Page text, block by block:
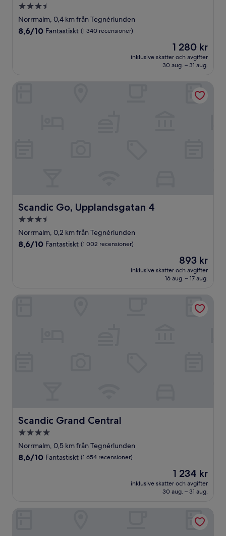
3.5-
stjärnigt
boende
Norrmalm, 0,4 km från Tegnérlunden
8.6
8,6/10 Fantastiskt (1 340 recensioner)
Priset
är
1 280 kr
1 280 kr
inklusive skatter och avgifter
30 aug. – 31 aug.
Scandic Go, Upplandsgatan 4
Scandic Go, Upplandsgatan 4
3.5-
stjärnigt
boende
Norrmalm, 0,2 km från Tegnérlunden
8.6
8,6/10 Fantastiskt (1 002 recensioner)
Priset
är
893 kr
893 kr
inklusive skatter och avgifter
16 aug. – 17 aug.
Scandic Grand Central
Scandic Grand Central
4.0-
stjärnigt
boende
Norrmalm, 0,5 km från Tegnérlunden
8.6
8,6/10 Fantastiskt (1 654 recensioner)
Priset
är
1 234 kr
1 234 kr
inklusive skatter och avgifter
30 aug. – 31 aug.